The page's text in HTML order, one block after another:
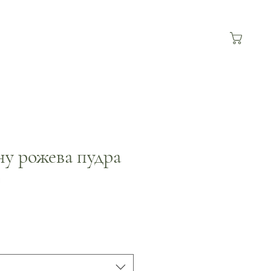
рожева пудра